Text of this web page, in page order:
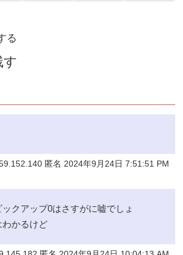
る
す
匿名 2024年9月24日 7:51:51 PM
クアップ0はさすがに嘘でしょ
かるけど